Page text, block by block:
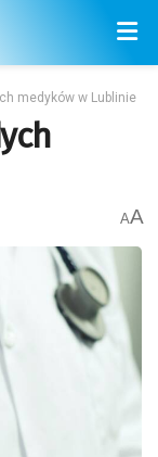
medyków w Lublinie
AA